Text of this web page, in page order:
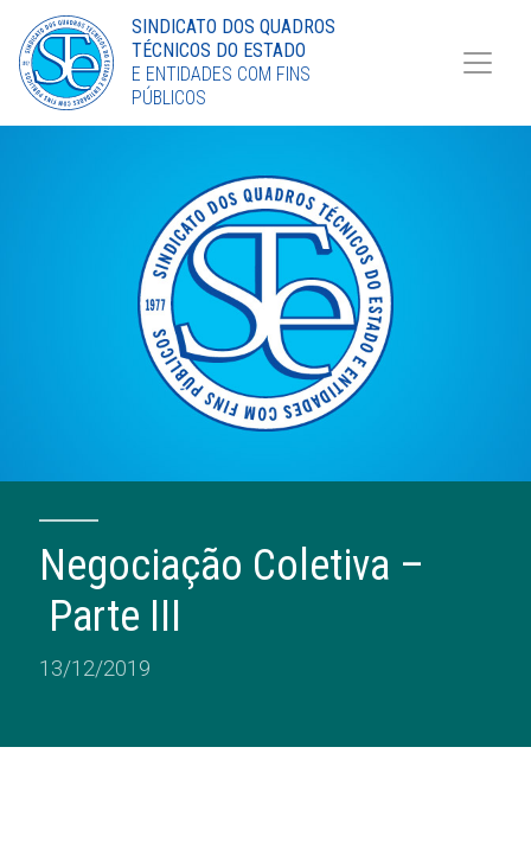
Torne-se Sócio
LinkedIn
SINDICATO DOS QUADROS
TÉCNICOS DO ESTADO
E ENTIDADES COM FINS
PÚBLICOS
Negociação Coletiva –
Parte III
13/12/2019